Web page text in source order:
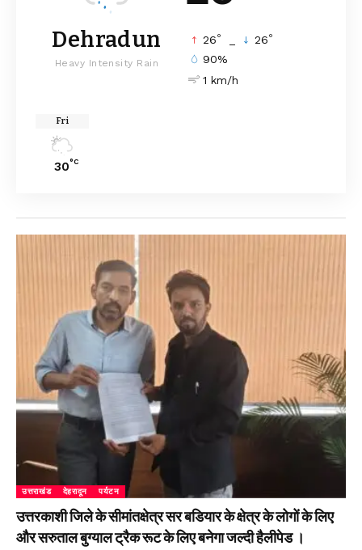
Dehradun
Heavy Intensity Rain
26° 26°
90%
1 km/h
Fri
30°C
उत्तराखंड देहरादून पर्यटन
उत्तरकाशी जिले के सीमांतक्षेत्र सर बडियार के क्षेत्र के लोगों के लिए
और सरुताल बुग्याल ट्रैक रूट के लिए बनेगा जल्दी हैलीपेड ।